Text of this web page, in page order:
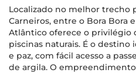
Localizado no melhor trecho
Carneiros, entre o Bora Bora
Atlântico oferece o privilégio
piscinas naturais. É o destino
e paz, com fácil acesso a
de argila. O